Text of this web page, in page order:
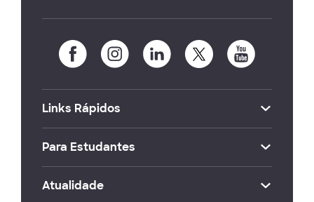
Links Rápidos
Para Estudantes
Atualidade